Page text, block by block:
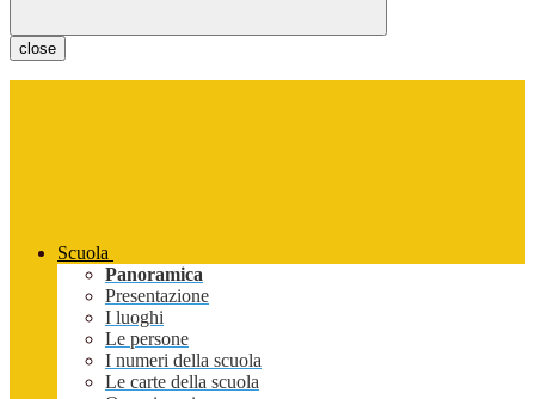
close
Scuola
Panoramica
Presentazione
I luoghi
Le persone
I numeri della scuola
Le carte della scuola